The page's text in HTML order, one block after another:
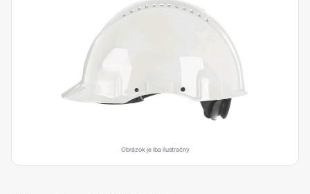
Obrázok je iba ilustračný